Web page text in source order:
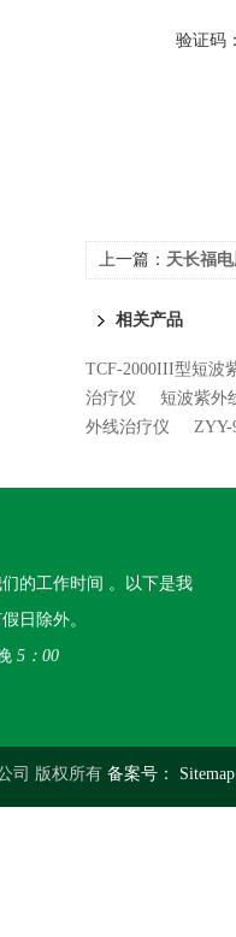
验证码
上一篇： 天长福
相关产品
TCF-2000III型短波
治疗仪
短波紫外
外线治疗仪
ZYY-
的工作时间 。以下是我
日除外。
5：00
司 版权所有 备案号：